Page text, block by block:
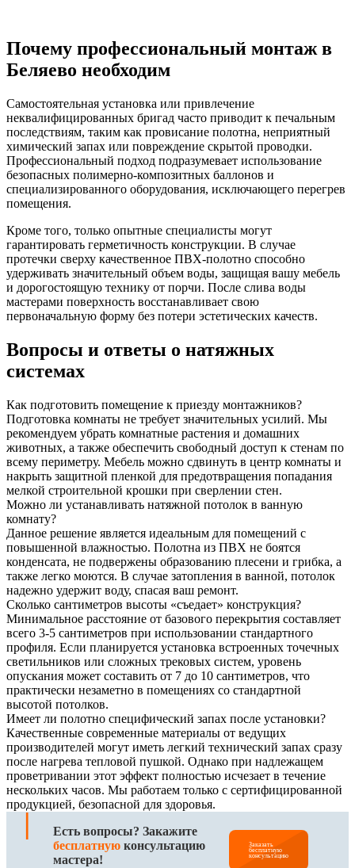
Почему профессиональный монтаж в
Беляево необходим
Самостоятельная установка или привлечение
неквалифицированных бригад часто приводит к печальным
последствиям, таким как провисание полотна, неприятный
химический запах или повреждение скрытой проводки.
Профессиональный подход подразумевает использование
безопасных полимерно-композитных баллонов и
специализированного оборудования, исключающего перегрев
помещения.
Кроме того, только опытные специалисты могут
гарантировать герметичность конструкции. В случае
протечки сверху качественное ПВХ-полотно способно
удерживать значительный объем воды, защищая вашу мебель
и дорогостоящую технику от порчи. После слива воды
мастерами поверхность восстанавливает свою
первоначальную форму без потери эстетических качеств.
Вопросы и ответы о натяжных
системах
Как подготовить помещение к приезду монтажников?
Подготовка комнаты не требует значительных усилий. Мы
рекомендуем убрать комнатные растения и домашних
животных, а также обеспечить свободный доступ к стенам по
всему периметру. Мебель можно сдвинуть в центр комнаты и
накрыть защитной пленкой для предотвращения попадания
мелкой строительной крошки при сверлении стен.
Можно ли устанавливать натяжной потолок в ванную
комнату?
Данное решение является идеальным для помещений с
повышенной влажностью. Полотна из ПВХ не боятся
конденсата, не подвержены образованию плесени и грибка, а
также легко моются. В случае затопления в ванной, потолок
надежно удержит воду, спасая ваш ремонт.
Сколько сантиметров высоты «съедает» конструкция?
Минимальное расстояние от базового перекрытия составляет
всего 3-5 сантиметров при использовании стандартного
профиля. Если планируется установка встроенных точечных
светильников или сложных трековых систем, уровень
опускания может составить от 7 до 10 сантиметров, что
практически незаметно в помещениях со стандартной
высотой потолков.
Имеет ли полотно специфический запах после установки?
Качественные современные материалы от ведущих
производителей могут иметь легкий технический запах сразу
после нагрева тепловой пушкой. Однако при надлежащем
проветривании этот эффект полностью исчезает в течение
нескольких часов. Мы работаем только с сертифицированной
продукцией, безопасной для здоровья.
|
Есть вопросы? Закажите
бесплатнуюконсультацию
мастера!
Заказать
бесплатную
консультацию